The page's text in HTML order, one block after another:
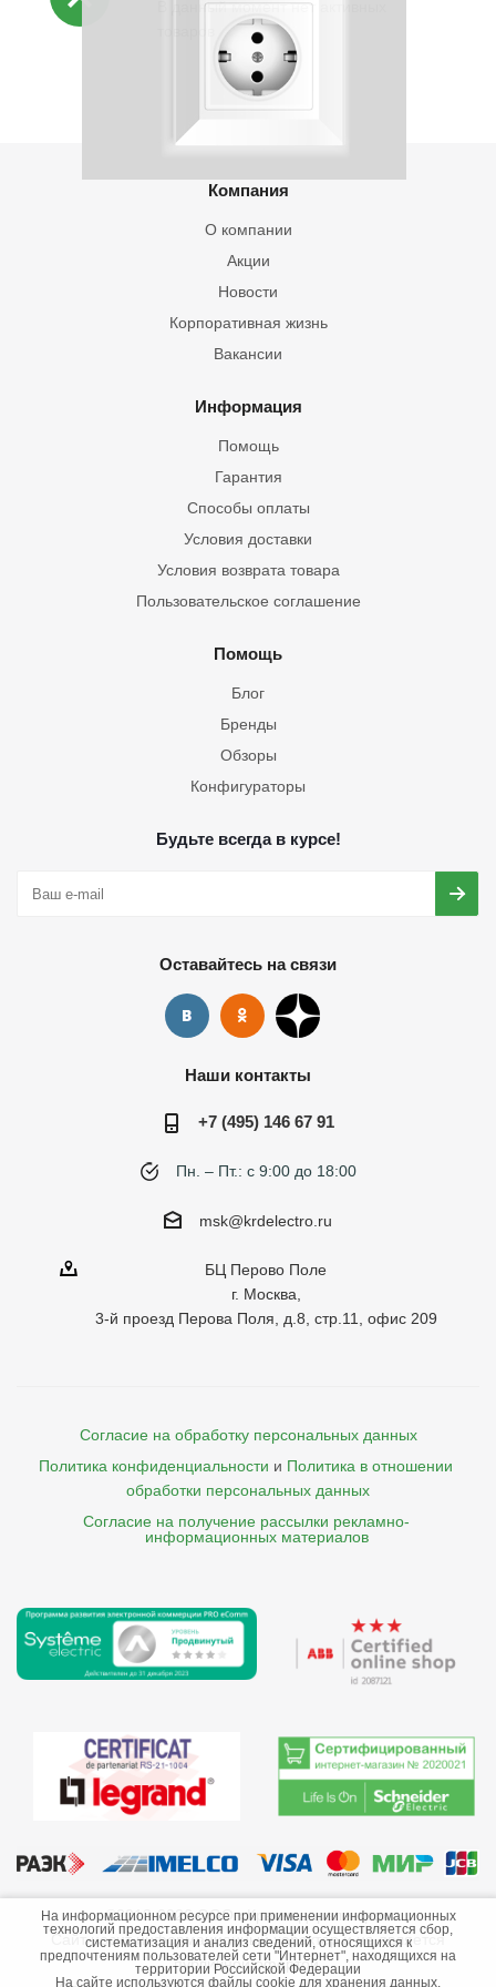
В данный момент нет активных
Компания
О компании
Акции
Новости
Корпоративная жизнь
Вакансии
Информация
Помощь
Гарантия
Способы оплаты
Условия доставки
Условия возврата товара
Пользовательское соглашение
Помощь
Блог
Бренды
Обзоры
Конфигураторы
Будьте всегда в курсе!
Оставайтесь на связи
Наши контакты
+7 (495) 146 67 91
Пн. – Пт.: с 9:00 до 18:00
msk@krdelectro.ru
БЦ Перово Поле
г. Москва,
3-й проезд Перова Поля, д.8, стр.11, офис 209
Согласие на обработку персональных данных
Политика конфиденциальности и Политика в отношении
обработки персональных данных
Согласие на получение рассылки рекламно-
    информационных материалов
©2013-2026 ООО «Краснодарэлектро»
Сайт носит информационный характер и не является
публичной офертой.
На информационном ресурсе при применении информационных
технологий предоставления информации осуществляется сбор,
систематизация и анализ сведений, относящихся к
предпочтениям пользователей сети "Интернет", находящихся на
территории Российской Федерации
На сайте используются файлы cookie для хранения данных.